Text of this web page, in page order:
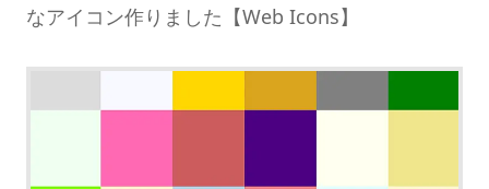
なアイコン作りました【Web Icons】